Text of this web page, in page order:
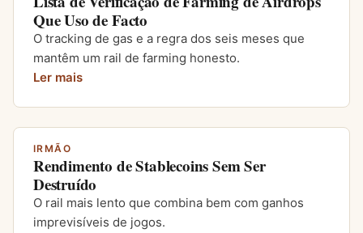
Que Uso de Facto
O tracking de gas e a regra dos seis meses que
mantêm um rail de farming honesto.
Ler mais
IRMÃO
Rendimento de Stablecoins Sem Ser
Destruído
O rail mais lento que combina bem com ganhos
imprevisíveis de jogos.